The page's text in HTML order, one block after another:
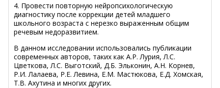
4. Провести повторную нейропсихологическую
диагностику после коррекции детей младшего
школьного возраста с нерезко выраженным общим
речевым недоразвитием.
В данном исследовании использовались публикации
современных авторов, таких как А.Р. Лурия, Л.С.
Цветкова, Л.С. Выготский, Д.Б. Эльконин, А.Н. Корнев,
Р.И. Лалаева, Р.Е. Левина, Е.М. Мастюкова, Е.Д. Хомская,
Т.В. Ахутина и многих других.